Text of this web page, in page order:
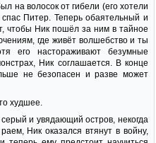
на волосок от гибели (его хотели
спас Питер. Теперь обаятельный и
чтобы Ник пошёл за ним в тайное
где живёт волшебство и ты
его настораживают безумные
Ник соглашается. В конце
не безопасен и разве может
худшее.
и увядающий остров, некогда
Ник оказался втянут в войну,